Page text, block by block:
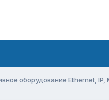
оборудование Ethernet, IP,